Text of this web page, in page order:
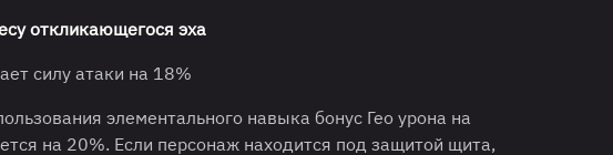
откликающегося эха
силу атаки на 18%
элементального навыка бонус Гео урона на
на 20%. Если персонаж находится под защитой щита,